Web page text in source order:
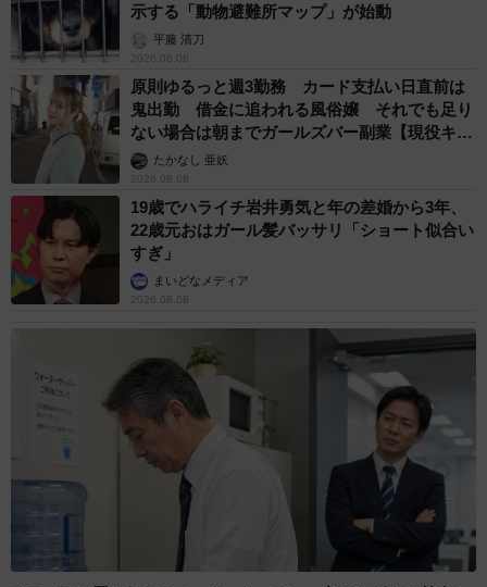
示する「動物避難所マップ」が始動
平藤 清刀
2026.08.08
原則ゆるっと週3勤務 カード支払い日直前は
鬼出勤 借金に追われる風俗嬢 それでも足り
ない場合は朝までガールズバー副業【現役キャ
ストに取材】
たかなし 亜妖
2026.08.08
19歳でハライチ岩井勇気と年の差婚から3年、
22歳元おはガール髪バッサリ「ショート似合い
すぎ」
まいどなメディア
2026.08.08